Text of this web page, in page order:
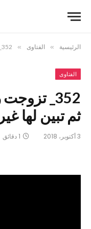
الرئيسية » الفتاوى » 352_ تزوجت رجل ظنت به الصلاح ثم تبين لها غير ذلك فماذا تفعل؟
الفتاوى
352_
ثم تبين لها
3 أكتوبر، 2018 1 دقائق